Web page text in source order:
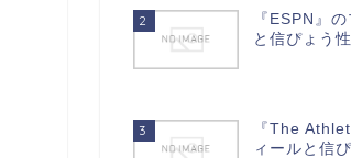
2
『ESPN』
と信ぴょう
3
『The
ィールと信